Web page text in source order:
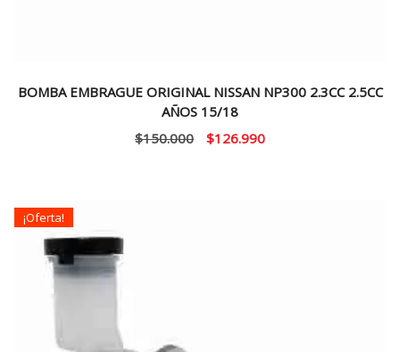
BOMBA EMBRAGUE ORIGINAL NISSAN NP300 2.3CC 2.5CC
AÑOS 15/18
$150.000
El
$126.990El
¡Oferta!